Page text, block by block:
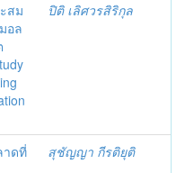
สม
อล
ปิติ เลิศวรสิริกุล
าดที่
สุชัญญา กีรติยุติ